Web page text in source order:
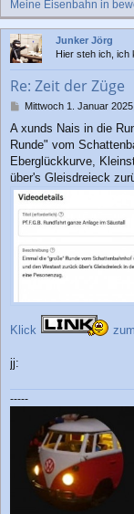
Meine Eisenbahn in
Junker Jörg
Hier steh ich, ich
Re: Zeit der Züge
B
i
t
r
a
Mittwoch 1. Januar
A xunds Nais in die
Runde" vom
Eberglückkurve,
über's Gleisdreieck
Klick
jj:
-----